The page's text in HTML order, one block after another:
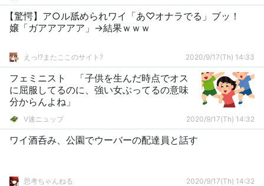
【驚愕】ア○ル舐められワイ「あ♡オナラでる」ブッ！
嬢「ガアアアアア」→結果ｗｗｗ
えっ!?またここのサイト? 2020/9/17(Th) 14:33
フェミニスト 「子供を生んだ時点でオス
に屈服してるのに、強い女ぶってるの意味
分からんよね」
V速ニュップ 2020/9/17(Th) 14:32
ワイ酒呑み、公園でウーバーの配達員と話す
思考ちゃんねる 2020/9/17(Th) 14:32